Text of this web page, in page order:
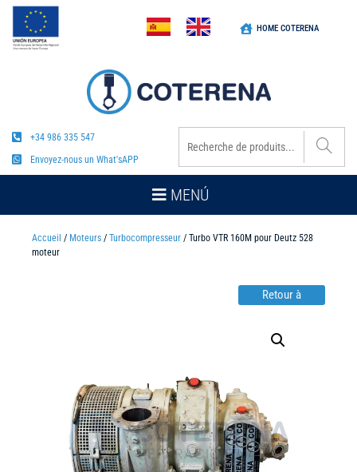
HOME COTERENA
+34 986 335 547
Envoyez-nous un What'sAPP
MENÚ
Accueil / Moteurs / Turbocompresseur / Turbo VTR 160M pour Deutz 528
moteur
Retour à